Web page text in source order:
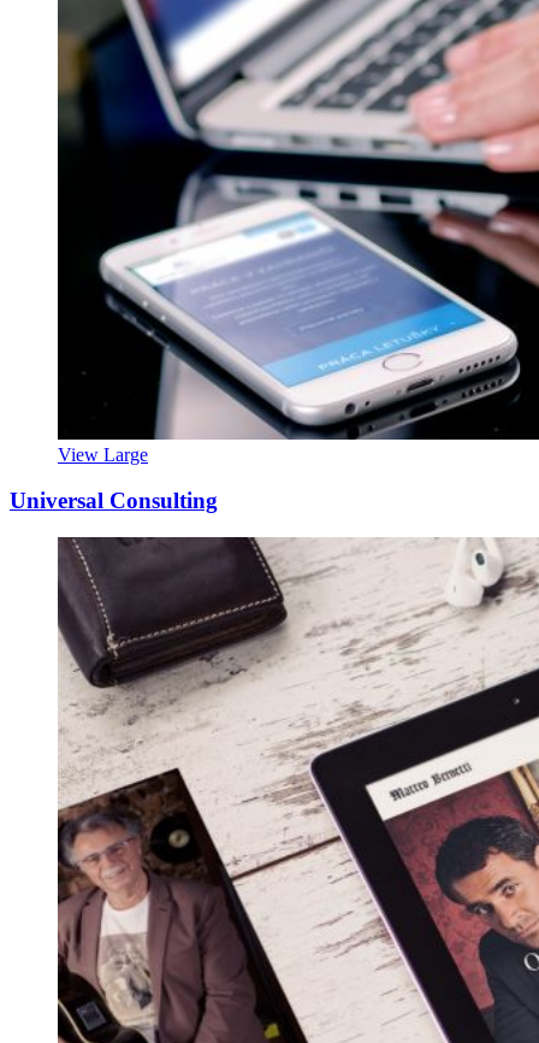
View Large
Universal Consulting